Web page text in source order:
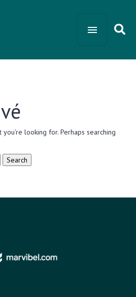
looking for. Perhaps searching